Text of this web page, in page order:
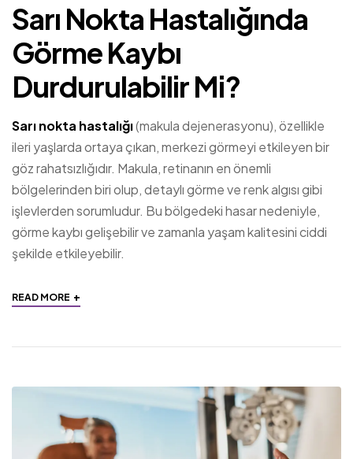
Sarı Nokta Hastalığında
Görme Kaybı
Durdurulabilir Mi?
Sarı nokta hastalığı(makula dejenerasyonu), özellikle
ileri yaşlarda ortaya çıkan, merkezi görmeyi etkileyen bir
göz rahatsızlığıdır. Makula, retinanın en önemli
bölgelerinden biri olup, detaylı görme ve renk algısı gibi
işlevlerden sorumludur. Bu bölgedeki hasar nedeniyle,
görme kaybı gelişebilir ve zamanla yaşam kalitesini ciddi
şekilde etkileyebilir.
READ MORE +